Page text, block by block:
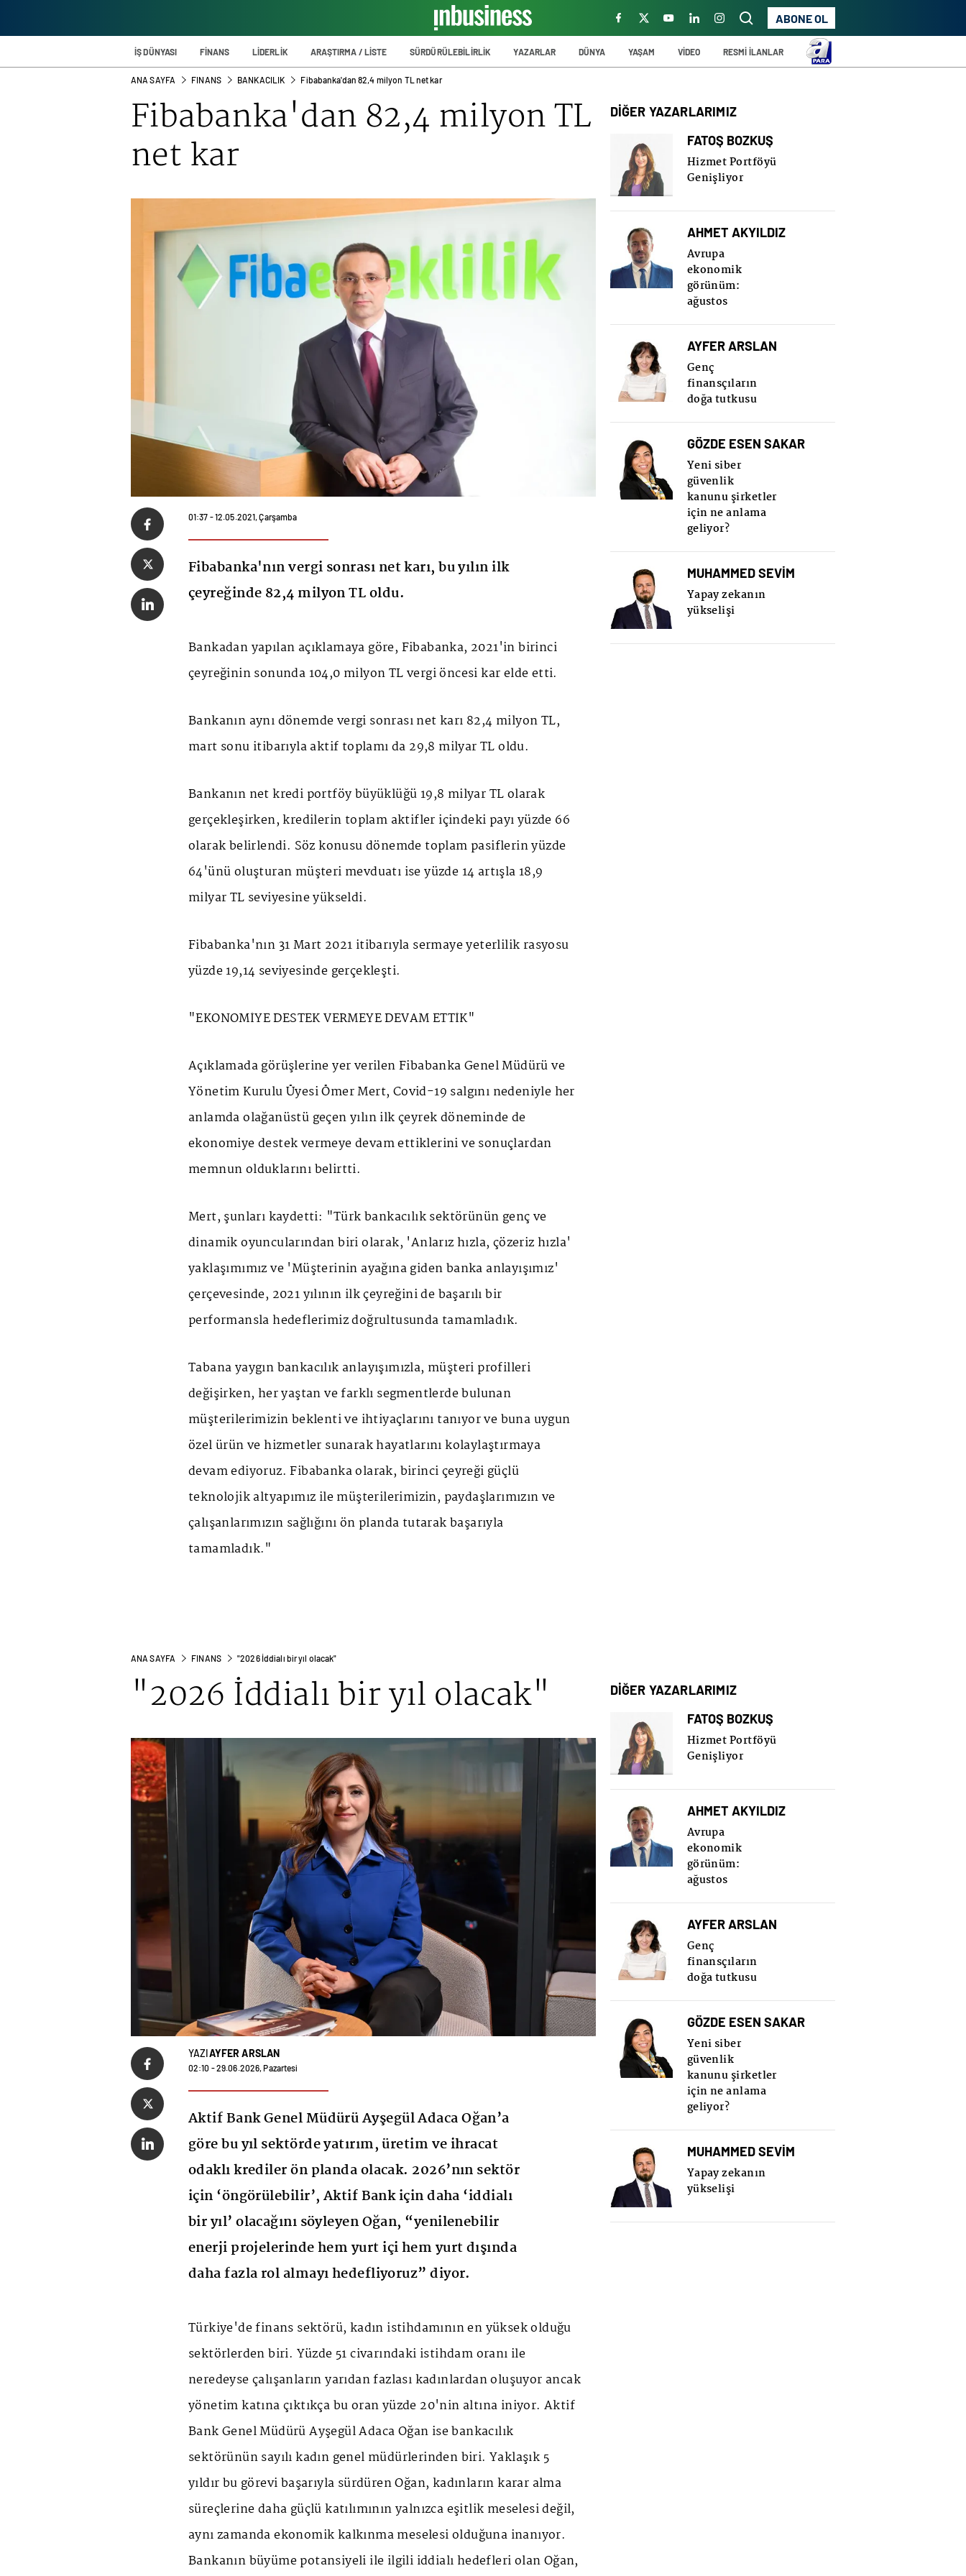
ABONE OL
İŞ DÜNYASI FİNANS LİDERLİK ARAŞTIRMA / LİSTE SÜRDÜRÜLEBİLİRLİK YAZARLAR DÜNYA YAŞAM VİDEO RESMİ İLANLAR
ANA SAYFA FINANS BANKACILIK Fibabanka'dan 82,4 milyon TL net kar
Fibabanka'dan 82,4 milyon TL
net kar
01:37 - 12.05.2021, Çarşamba
Fibabanka'nın vergi sonrası net karı, bu yılın ilk
çeyreğinde 82,4 milyon TL oldu.
Bankadan yapılan açıklamaya göre, Fibabanka, 2021'in birinci
çeyreğinin sonunda 104,0 milyon TL vergi öncesi kar elde etti.
Bankanın aynı dönemde vergi sonrası net karı 82,4 milyon TL,
mart sonu itibarıyla aktif toplamı da 29,8 milyar TL oldu.
Bankanın net kredi portföy büyüklüğü 19,8 milyar TL olarak
gerçekleşirken, kredilerin toplam aktifler içindeki payı yüzde 66
olarak belirlendi. Söz konusu dönemde toplam pasiflerin yüzde
64'ünü oluşturan müşteri mevduatı ise yüzde 14 artışla 18,9
milyar TL seviyesine yükseldi.
Fibabanka'nın 31 Mart 2021 itibarıyla sermaye yeterlilik rasyosu
yüzde 19,14 seviyesinde gerçekleşti.
"EKONOMİYE DESTEK VERMEYE DEVAM ETTİK"
Açıklamada görüşlerine yer verilen Fibabanka Genel Müdürü ve
Yönetim Kurulu Üyesi Ömer Mert, Covid-19 salgını nedeniyle her
anlamda olağanüstü geçen yılın ilk çeyrek döneminde de
ekonomiye destek vermeye devam ettiklerini ve sonuçlardan
memnun olduklarını belirtti.
Mert, şunları kaydetti: "Türk bankacılık sektörünün genç ve
dinamik oyuncularından biri olarak, 'Anlarız hızla, çözeriz hızla'
yaklaşımımız ve 'Müşterinin ayağına giden banka anlayışımız'
çerçevesinde, 2021 yılının ilk çeyreğini de başarılı bir
performansla hedeflerimiz doğrultusunda tamamladık.
Tabana yaygın bankacılık anlayışımızla, müşteri profilleri
değişirken, her yaştan ve farklı segmentlerde bulunan
müşterilerimizin beklenti ve ihtiyaçlarını tanıyor ve buna uygun
özel ürün ve hizmetler sunarak hayatlarını kolaylaştırmaya
devam ediyoruz. Fibabanka olarak, birinci çeyreği güçlü
teknolojik altyapımız ile müşterilerimizin, paydaşlarımızın ve
çalışanlarımızın sağlığını ön planda tutarak başarıyla
tamamladık."
DİĞER YAZARLARIMIZ
FATOŞ BOZKUŞ
Hizmet Portföyü
Genişliyor
AHMET AKYILDIZ
Avrupa
ekonomik
görünüm:
ağustos
AYFER ARSLAN
Genç
finansçıların
doğa tutkusu
GÖZDE ESEN SAKAR
Yeni siber
güvenlik
kanunu şirketler
için ne anlama
geliyor?
MUHAMMED SEVİM
Yapay zekanın
yükselişi
ANA SAYFA FINANS "2026 İddialı bir yıl olacak"
"2026 İddialı bir yıl olacak"
YAZIAYFER ARSLAN
02:10 - 29.06.2026, Pazartesi
Aktif Bank Genel Müdürü Ayşegül Adaca Oğan’a
göre bu yıl sektörde yatırım, üretim ve ihracat
odaklı krediler ön planda olacak. 2026’nın sektör
için ‘öngörülebilir’, Aktif Bank için daha ‘iddialı
bir yıl’ olacağını söyleyen Oğan, “yenilenebilir
enerji projelerinde hem yurt içi hem yurt dışında
daha fazla rol almayı hedefliyoruz” diyor.
Türkiye'de finans sektörü, kadın istihdamının en yüksek olduğu
sektörlerden biri. Yüzde 51 civarındaki istihdam oranı ile
neredeyse çalışanların yarıdan fazlası kadınlardan oluşuyor ancak
yönetim katına çıktıkça bu oran yüzde 20'nin altına iniyor. Aktif
Bank Genel Müdürü Ayşegül Adaca Oğan ise bankacılık
sektörünün sayılı kadın genel müdürlerinden biri. Yaklaşık 5
yıldır bu görevi başarıyla sürdüren Oğan, kadınların karar alma
süreçlerine daha güçlü katılımının yalnızca eşitlik meselesi değil,
aynı zamanda ekonomik kalkınma meselesi olduğuna inanıyor.
Bankanın büyüme potansiyeli ile ilgili iddialı hedefleri olan Oğan,
DİĞER YAZARLARIMIZ
FATOŞ BOZKUŞ
Hizmet Portföyü
Genişliyor
AHMET AKYILDIZ
Avrupa
ekonomik
görünüm:
ağustos
AYFER ARSLAN
Genç
finansçıların
doğa tutkusu
GÖZDE ESEN SAKAR
Yeni siber
güvenlik
kanunu şirketler
için ne anlama
geliyor?
MUHAMMED SEVİM
Yapay zekanın
yükselişi